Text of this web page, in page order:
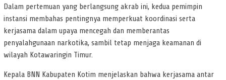
Dalam pertemuan yang berlangsung akrab ini, kedua pemimpin
instansi membahas pentingnya memperkuat koordinasi serta
kerjasama dalam upaya mencegah dan memberantas
penyalahgunaan narkotika, sambil tetap menjaga keamanan di
wilayah Kotawaringin Timur.
Kepala BNN Kabupaten Kotim menjelaskan bahwa kerjasama antar